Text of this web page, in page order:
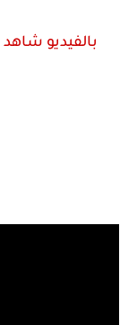
بالفيديو